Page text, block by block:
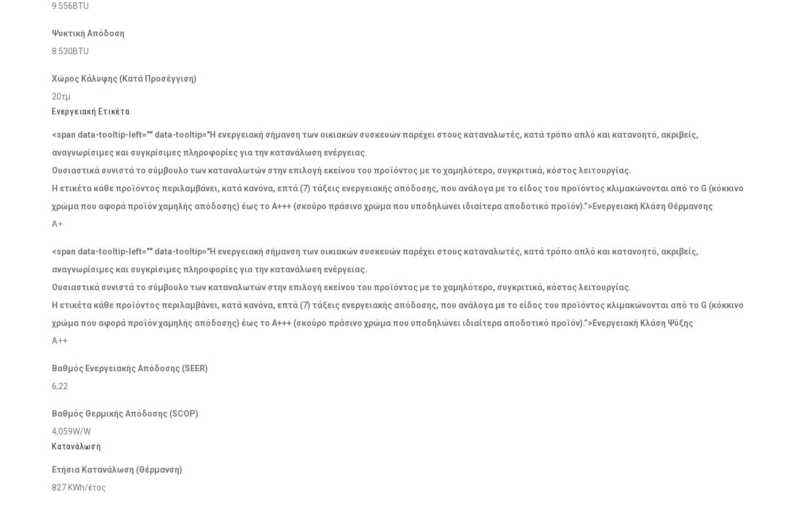
9.556BTU
Ψυκτική Απόδοση
8.530BTU
Χώρος Κάλυψης (Κατά Προσέγγιση)
20τμ
Ενεργειακή Ετικέτα
<span data-tooltip-left="" data-tooltip="Η ενεργειακή σήμανση των οικιακών συσκευών παρέχει στους καταναλωτές, κατά τρόπο απλό και κατανοητό, ακριβείς,
αναγνωρίσιμες και συγκρίσιμες πληροφορίες για την κατανάλωση ενέργειας.
Ουσιαστικά συνιστά το σύμβουλο των καταναλωτών στην επιλογή εκείνου του προϊόντος με το χαμηλότερο, συγκριτικά, κόστος λειτουργίας.
Η ετικέτα κάθε προϊόντος περιλαμβάνει, κατά κανόνα, επτά (7) τάξεις ενεργειακής απόδοσης, που ανάλογα με το είδος του προϊόντος κλιμακώνονται από το G (κόκκινο
χρώμα που αφορά προϊόν χαμηλής απόδοσης) έως το Α+++ (σκούρο πράσινο χρώμα που υποδηλώνει ιδιαίτερα αποδοτικό προϊόν).”>Ενεργειακή Κλάση Θέρμανσης
A+
<span data-tooltip-left="" data-tooltip="Η ενεργειακή σήμανση των οικιακών συσκευών παρέχει στους καταναλωτές, κατά τρόπο απλό και κατανοητό, ακριβείς,
αναγνωρίσιμες και συγκρίσιμες πληροφορίες για την κατανάλωση ενέργειας.
Ουσιαστικά συνιστά το σύμβουλο των καταναλωτών στην επιλογή εκείνου του προϊόντος με το χαμηλότερο, συγκριτικά, κόστος λειτουργίας.
Η ετικέτα κάθε προϊόντος περιλαμβάνει, κατά κανόνα, επτά (7) τάξεις ενεργειακής απόδοσης, που ανάλογα με το είδος του προϊόντος κλιμακώνονται από το G (κόκκινο
χρώμα που αφορά προϊόν χαμηλής απόδοσης) έως το Α+++ (σκούρο πράσινο χρώμα που υποδηλώνει ιδιαίτερα αποδοτικό προϊόν).”>Ενεργειακή Κλάση Ψύξης
A++
Βαθμός Ενεργειακής Απόδοσης (SEER)
6,22
Βαθμός Θερμικής Απόδοσης (SCOP)
4,059W/W
Κατανάλωση
Ετήσια Κατανάλωση (Θέρμανση)
827 KWh/έτος